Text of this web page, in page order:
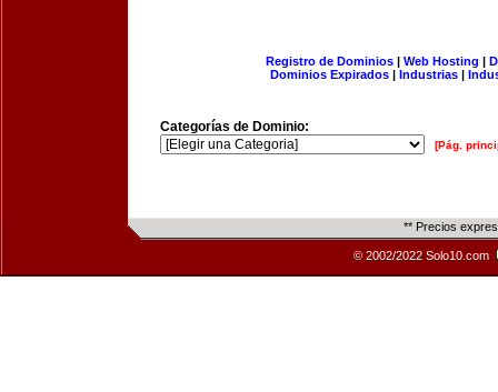
Registro de Dominios| Web Hosting |
Dominios Expirados | Industrias |
Categorías de Dominio:
[Pág.
** Precios
© 2002/2022 Solo10.com